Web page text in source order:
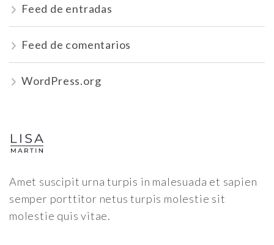
Feed de entradas
Feed de comentarios
WordPress.org
Amet suscipit urna turpis in malesuada et sapien
semper porttitor netus turpis molestie sit
molestie quis vitae.